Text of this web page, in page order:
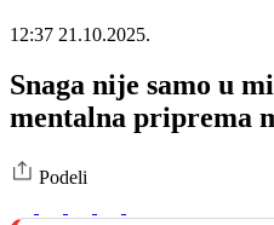
12:37 21.10.2025.
Snaga nije samo u
mentalna priprema
Podeli